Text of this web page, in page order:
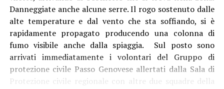
lavorazione, diversi recipienti contenenti solventi e
setacci utilizzati per l’estrazione chimica della sostanza
dal pellet, oltre ai residui delle lavorazioni già
effettuate.
Mentre il denaro, i beni e la droga già confezionata sono
stati immediatamente sequestrati. L’intera area della
Danneggiate anche alcune serre. Il rogo sostenuto dalle
alte temperature e dal vento che sta soffiando, si è
rapidamente propagato producendo una colonna di
fumo visibile anche dalla spiaggia. Sul posto sono
arrivati immediatamente i volontari del Gruppo di
protezione civile Passo Genovese allertati dalla Sala di
Protezione civile regionale con altre due squadre della